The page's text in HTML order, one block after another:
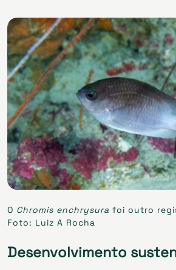
O Chromis enchrysura foi outro
Foto: Luiz A Rocha
Desenvolvimento